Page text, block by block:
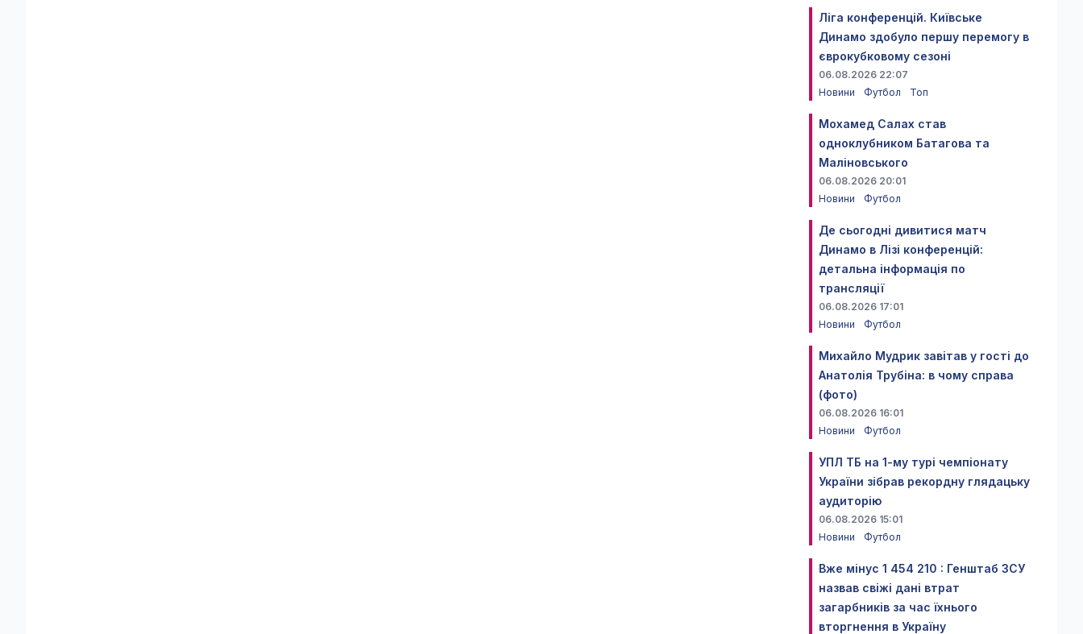
Ліга конференцій. Київське
Динамо здобуло першу перемогу в
єврокубковому сезоні
06.08.2026 22:07
Новини
Футбол Топ
Мохамед Салах став
одноклубником Батагова та
Маліновського
06.08.2026 20:01
Новини
Футбол
Де сьогодні дивитися матч
Динамо в Лізі конференцій:
детальна інформація по
трансляції
06.08.2026 17:01
Новини
Футбол
Михайло Мудрик завітав у гості до
Анатолія Трубіна: в чому справа
(фото)
06.08.2026 16:01
Новини
Футбол
УПЛ ТБ на 1-му турі чемпіонату
України зібрав рекордну глядацьку
аудиторію
06.08.2026 15:01
Новини
Футбол
Вже мінус 1 454 210 : Генштаб ЗСУ
назвав свіжі дані втрат
загарбників за час їхнього
вторгнення в Україну